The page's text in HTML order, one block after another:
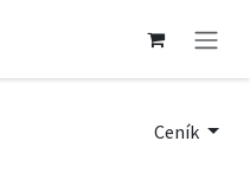
Ceník